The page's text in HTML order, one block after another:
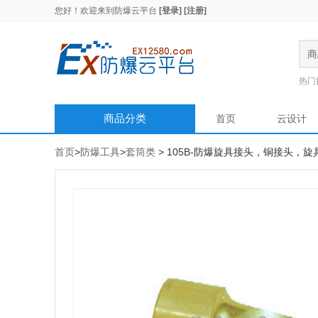
您好！欢迎来到 防爆云平台 [登录] [注册]
热
商品分类 首页 云设计
首页>防爆工具>套筒类 > 105B-防爆旋具接头，铜接头，